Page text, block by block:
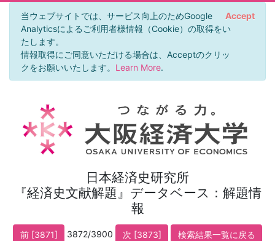
当ウェブサイトでは、サービス向上のためGoogle
Analyticsによるご利用者様情報（Cookie）の取得をい
たします。
情報取得にご同意いただける場合は、Acceptのクリッ
クをお願いいたします。 Learn More.
Accept
日本経済史研究所
『経済史文献解題』データベース：解題情
報
前 [3871] 3872/3900 次 [3873]
検索結果一覧に戻る